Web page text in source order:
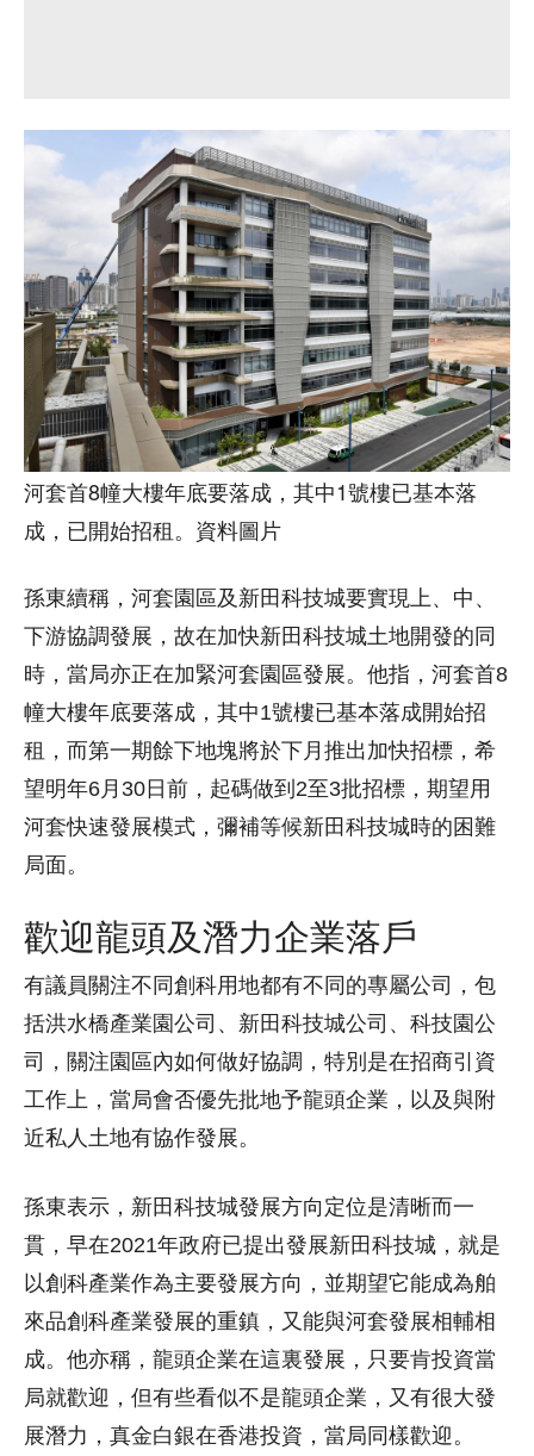
河套首8幢大樓年底要落成，其中1號樓已基本落
成，已開始招租。資料圖片
孫東續稱，河套園區及新田科技城要實現上、中、
下游協調發展，故在加快新田科技城土地開發的同
時，當局亦正在加緊河套園區發展。他指，河套首8
幢大樓年底要落成，其中1號樓已基本落成開始招
租，而第一期餘下地塊將於下月推出加快招標，希
望明年6月30日前，起碼做到2至3批招標，期望用
河套快速發展模式，彌補等候新田科技城時的困難
局面。
歡迎龍頭及潛力企業落戶
有議員關注不同創科用地都有不同的專屬公司，包
括洪水橋產業園公司、新田科技城公司、科技園公
司，關注園區內如何做好協調，特別是在招商引資
工作上，當局會否優先批地予龍頭企業，以及與附
近私人土地有協作發展。
孫東表示，新田科技城發展方向定位是清晰而一
貫，早在2021年政府已提出發展新田科技城，就是
以創科產業作為主要發展方向，並期望它能成為舶
來品創科產業發展的重鎮，又能與河套發展相輔相
成。他亦稱，龍頭企業在這裏發展，只要肯投資當
局就歡迎，但有些看似不是龍頭企業，又有很大發
展潛力，真金白銀在香港投資，當局同樣歡迎。